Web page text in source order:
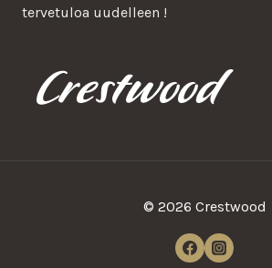
tervetuloa uudelleen !
© 2026 Crestwood